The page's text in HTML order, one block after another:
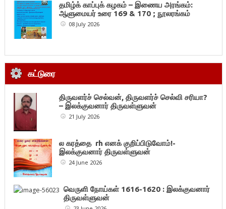
தமிழ்க் காப்புக் கழகம் – இணைய அரங்கம்:
ஆளுமையர் உரை 169 & 170 ; நூலரங்கம்
08 July 2026
கட்டுரை
திருவளர்ச் செல்வன், திருவளர்ச் செல்வி சரியா?
– இலக்குவனார் திருவள்ளுவன்
21 July 2026
ல கரத்தை rh எனக் குறிப்பிடுவோம்!-
இலக்குவனார் திருவள்ளுவன்
24 June 2026
வெருளி நோய்கள் 1616-1620 : இலக்குவனார்
திருவள்ளுவன்